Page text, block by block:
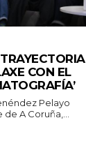
CON EL
Pelayo
A Coruña,...